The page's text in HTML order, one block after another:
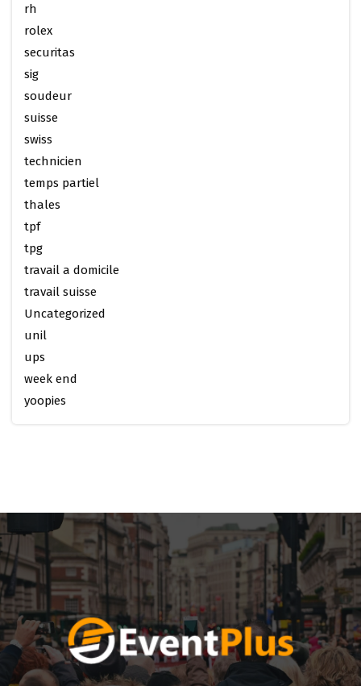
rh
rolex
securitas
sig
soudeur
suisse
swiss
technicien
temps partiel
thales
tpf
tpg
travail a domicile
travail suisse
Uncategorized
unil
ups
week end
yoopies